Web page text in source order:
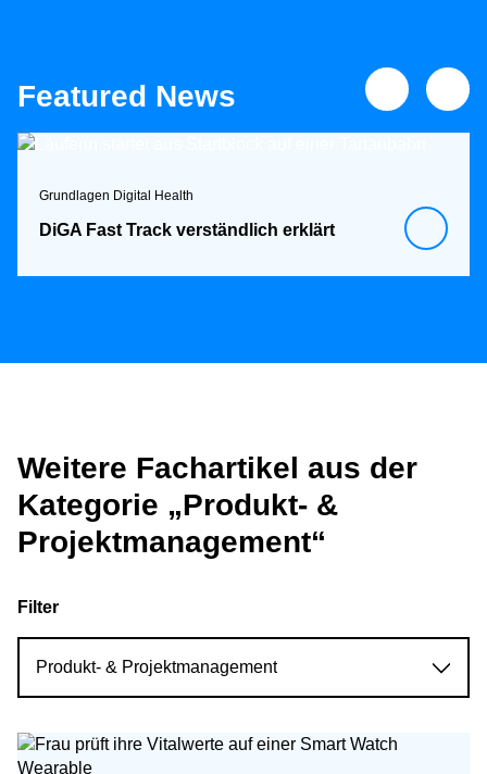
Featured News
Grundlagen Digital Health
DiGA Fast Track verständlich erklärt
Weitere Fachartikel aus der
Kategorie „Produkt- &
Projektmanagement“
Filter